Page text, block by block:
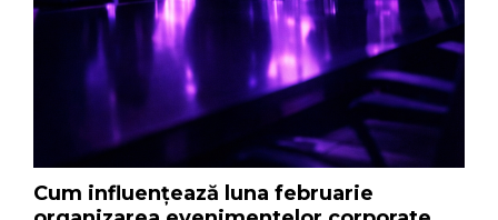
Cum influențează luna februarie